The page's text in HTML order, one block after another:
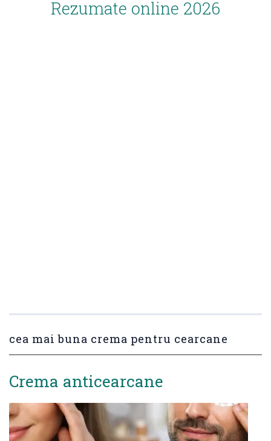
Rezumate online 2026
cea mai buna crema pentru cearcane
Crema anticearcane